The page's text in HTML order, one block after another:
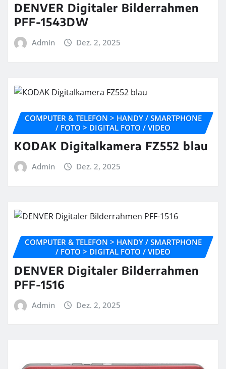
DENVER Digitaler Bilderrahmen
PFF-1543DW
Admin Dez. 2, 2025
COMPUTER & TELEFON > HANDY / SMARTPHONE
/ FOTO > DIGITAL FOTO / VIDEO
KODAK Digitalkamera FZ552 blau
Admin Dez. 2, 2025
COMPUTER & TELEFON > HANDY / SMARTPHONE
/ FOTO > DIGITAL FOTO / VIDEO
DENVER Digitaler Bilderrahmen
PFF-1516
Admin Dez. 2, 2025